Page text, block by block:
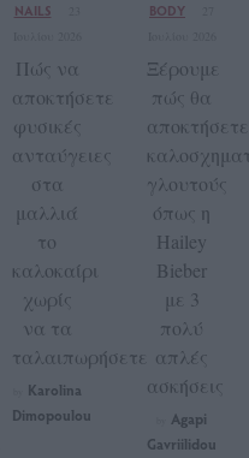
NAILS
Πώς να
αποκτήσετε
φυσικές
ανταύγειες
στα
μαλλιά
το
καλοκαίρι
χωρίς
να τα
ταλαιπωρήσετε
Karolina
Dimopoulou
BODY
Ξέρουμε
πώς θα
αποκτήσετε
γλουτούς
όπως η
Hailey
Bieber
με 3
πολύ
απλές
ασκήσεις
Agapi
Gavriilidou